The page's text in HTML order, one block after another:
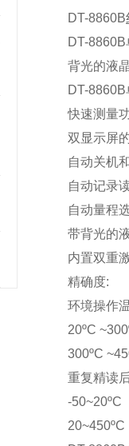
DT-8860B
DT-
背光的液
DT-
快速测量
双显示屏
自动关机
自动记录
自动量程
带背光的
内置双重
精确度:
环境操作
20ºC
300ºC
重复精读
-50~20ºC
20~450ºC